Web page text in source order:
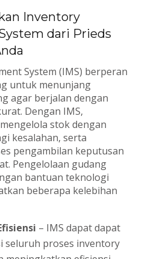
Inventory
dari Prieds
System (IMS) berperan
untuk menunjang
agar berjalan dengan
Dengan IMS,
stok dengan
kesalahan, serta
pengambilan keputusan
Pengelolaan gudang
bantuan teknologi
beberapa kelebihan
– IMS dapat dapat
seluruh proses inventory